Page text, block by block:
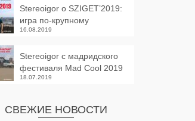
Stereoigor о SZIGET’2019:
игра по-крупному
16.08.2019
Stereoigor с мадридского
фестиваля Mad Cool 2019
18.07.2019
СВЕЖИЕ НОВОСТИ